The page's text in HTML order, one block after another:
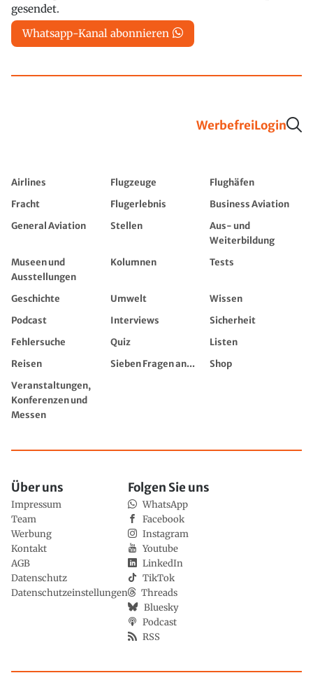
gesendet.
Whatsapp-Kanal abonnieren
WerbefreiLogin
Airlines Flugzeuge
Flughäfen
Fracht
Flugerlebnis
Business Aviation
General Aviation
Stellen
Aus- und
Weiterbildung
Museen und
Ausstellungen
Kolumnen Tests
Geschichte Umwelt
Wissen
Podcast
Interviews
Sicherheit
Fehlersuche
Quiz
Listen
Reisen
Sieben Fragen an...
Shop
Veranstaltungen,
Konferenzen und
Messen
Über uns
Impressum
Team
Werbung
Kontakt
AGB
Datenschutz
Datenschutzeinstellungen
Folgen Sie uns
WhatsApp
Facebook
Instagram
Youtube
LinkedIn
TikTok
Threads
Bluesky
Podcast
RSS